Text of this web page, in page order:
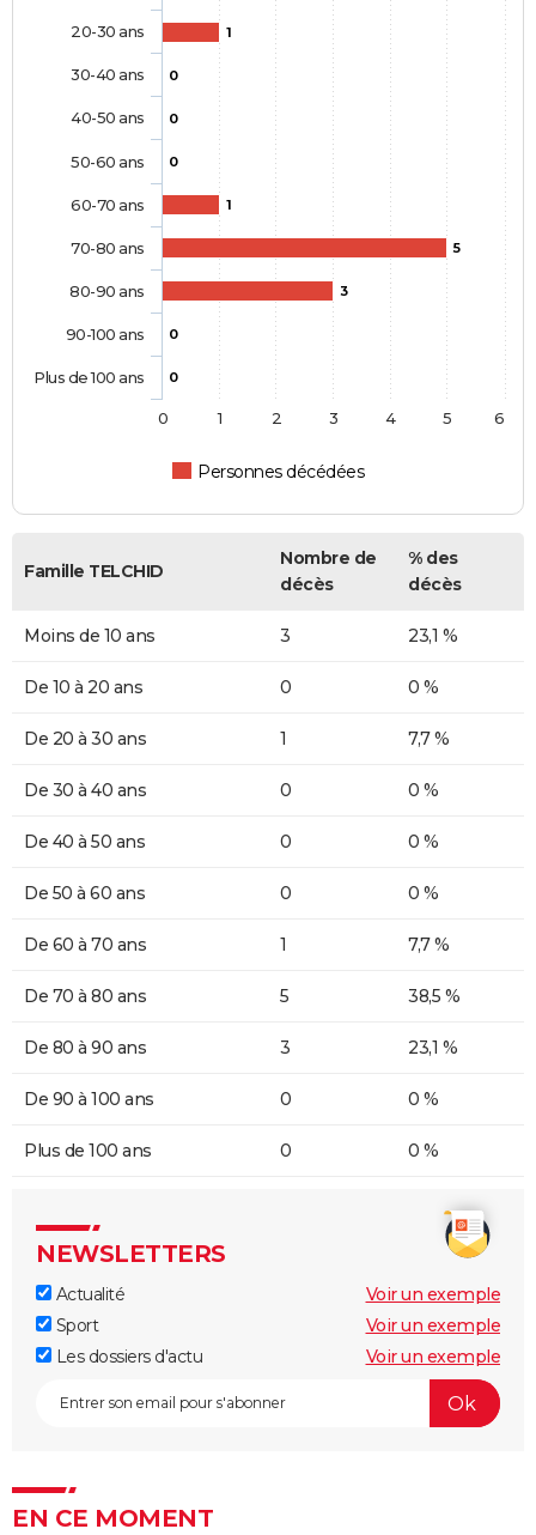
1
0
0
0
1
5
3
0
0
Personnes décédées
20-30 ans
30-40 ans
40-50 ans
50-60 ans
60-70 ans
70-80 ans
80-90 ans
90-100 ans
Plus de 100 ans
0 1 2 3 4 5 6
Famille TELCHID
Nombre de
décès
% des
décès
Moins de 10 ans 3 23,1 %
De 10 à 20 ans 0 0 %
De 20 à 30 ans 1 7,7 %
De 30 à 40 ans 0 0 %
De 40 à 50 ans 0 0 %
De 50 à 60 ans 0 0 %
De 60 à 70 ans 1 7,7 %
De 70 à 80 ans 5 38,5 %
De 80 à 90 ans 3 23,1 %
De 90 à 100 ans 0 0 %
Plus de 100 ans 0 0 %
NEWSLETTERS
Actualité
Voir un exemple
Sport
Voir un exemple
Les dossiers d'actu
Voir un exemple
EN CE MOMENT